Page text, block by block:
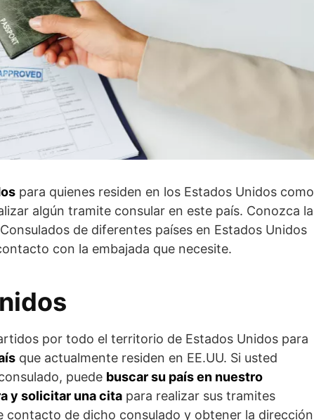
para quienes residen en los Estados Unidos como
algún tramite consular en este país. Conozca la
de diferentes países en Estados Unidos
con la embajada que necesite.
por todo el territorio de Estados Unidos para
que actualmente residen en EE.UU. Si usted
puede buscar su país en nuestro
y solicitar una cita para realizar sus tramites
de dicho consulado y obtener la dirección